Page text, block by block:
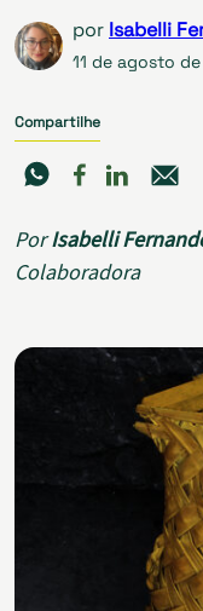
por Isabelli
11 de agosto
Compartilhe
PorIsabelli
Colaboradora